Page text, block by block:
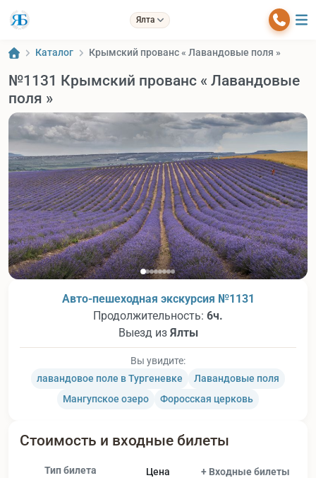
Ялта
Каталог Крымский прованс « Лавандовые поля »
№1131 Крымский прованс « Лавандовые
поля »
Авто-пешеходная экскурсия №1131
Продолжительность: 6ч.
Выезд из Ялты
Вы увидите:
лавандовое поле в Тургеневке
Лавандовые поля
Мангупское озеро
Форосская церковь
Стоимость и входные билеты
Тип билета Цена + Входные билеты